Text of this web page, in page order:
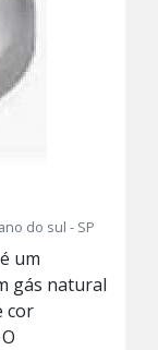
do sul - SP
um
gás natural
cor